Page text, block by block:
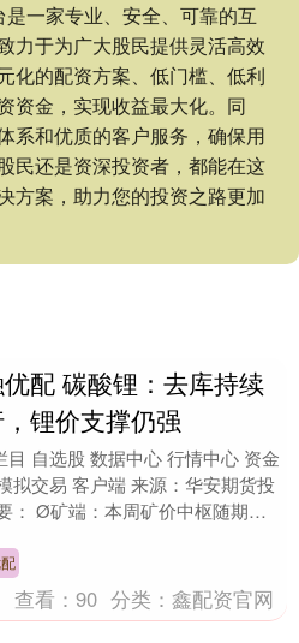
一家专业、安全、可靠的互
力于为广大股民提供灵活高效
化的配资方案、低门槛、低利
资金，实现收益最大化。同
系和优质的客户服务，确保用
民还是资深投资者，都能在这
方案，助力您的投资之路更加
配 碳酸锂：去库持续
锂价支撑仍强
目 自选股 数据中心 行情中心 资金
拟交易 客户端 来源：华安期货投
： Ø矿端：本周矿价中枢随期价
查看：90 分类：鑫配资官网